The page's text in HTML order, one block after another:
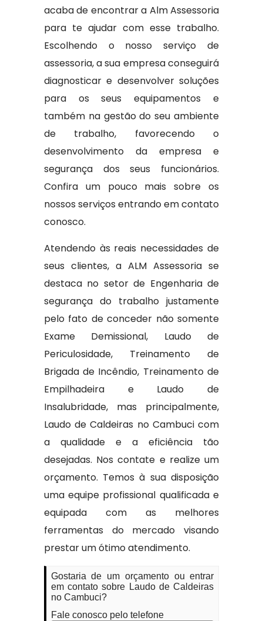
acaba de encontrar a Alm Assessoria
para te ajudar com esse trabalho.
Escolhendo o nosso serviço de
assessoria, a sua empresa conseguirá
diagnosticar e desenvolver soluções
para os seus equipamentos e
também na gestão do seu ambiente
de trabalho, favorecendo o
desenvolvimento da empresa e
segurança dos seus funcionários.
Confira um pouco mais sobre os
nossos serviços entrando em contato
conosco.
Atendendo às reais necessidades de
seus clientes, a ALM Assessoria se
destaca no setor de Engenharia de
segurança do trabalho justamente
pelo fato de conceder não somente
Exame Demissional, Laudo de
Periculosidade, Treinamento de
Brigada de Incêndio, Treinamento de
Empilhadeira e Laudo de
Insalubridade, mas principalmente,
Laudo de Caldeiras no Cambuci com
a qualidade e a eficiência tão
desejadas. Nos contate e realize um
orçamento. Temos à sua disposição
uma equipe profissional qualificada e
equipada com as melhores
ferramentas do mercado visando
prestar um ótimo atendimento.
Gostaria de um orçamento ou entrar
em contato sobre Laudo de Caldeiras
no Cambuci?
Fale conosco pelo telefone